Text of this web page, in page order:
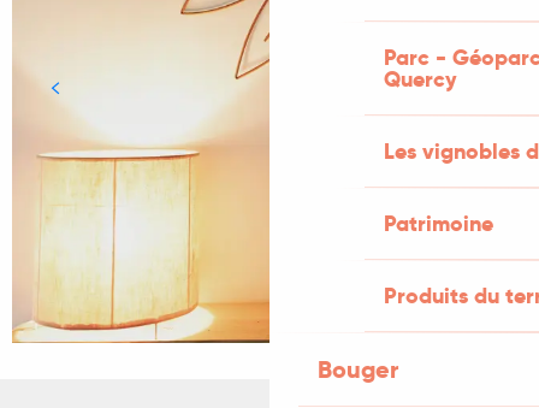
Parc -
Quercy
Les vignobles
Patrimoine
Produits du
Bouger